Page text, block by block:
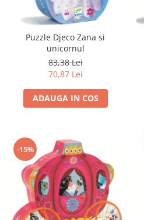
Puzzle Djeco Zana si
unicornul
83,38 Lei
70,87 Lei
ADAUGA IN COS
-15%